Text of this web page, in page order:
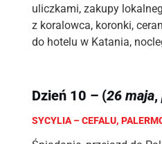
uliczkami, zakupy
z koralowca, koronki,
do hotelu w Katania,
Dzień 10 – (26 maja,
SYCYLIA – CEFALU,